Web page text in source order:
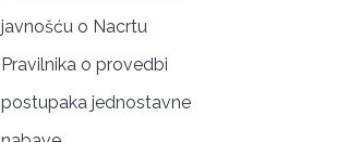
javnošću o Nacrtu
Pravilnika o provedbi
postupaka jednostavne